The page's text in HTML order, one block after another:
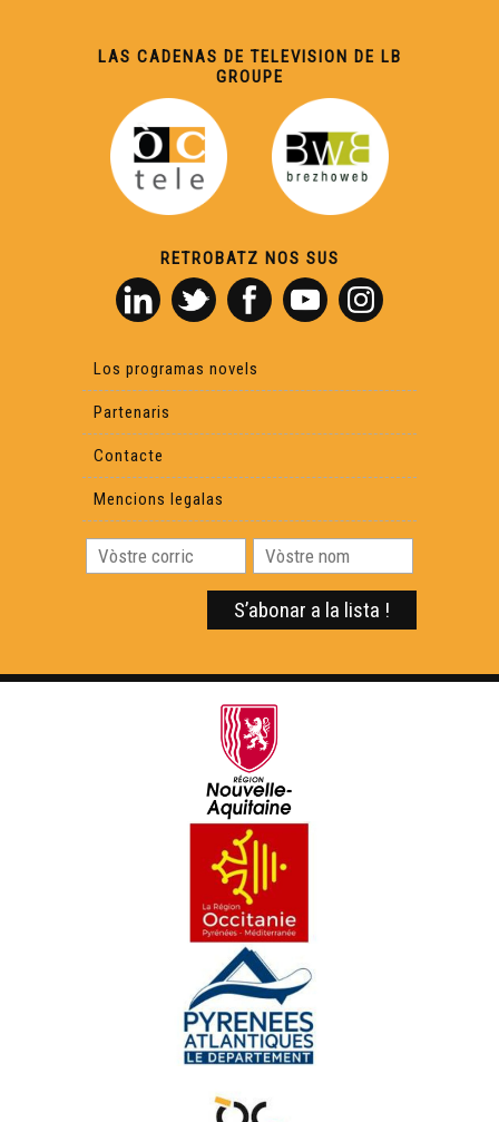
LAS CADENAS DE TELEVISION DE LB
GROUPE
RETROBATZ NOS SUS
Los programas novels
Partenaris
Contacte
Mencions legalas